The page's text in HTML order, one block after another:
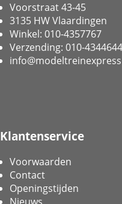
Voorstraat 43-45
3135 HW Vlaardingen
Winkel: 010-4357767
Verzending: 010-4344644
Klantenservice
Voorwaarden
Contact
Openingstijden